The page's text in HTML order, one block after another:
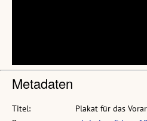
Metadaten
Titel:
Plakat für das